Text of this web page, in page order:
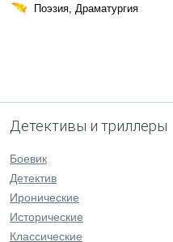
Поэзия, Драматургия
Детективы и триллеры
Боевик
Детектив
Иронические
Исторические
Классические